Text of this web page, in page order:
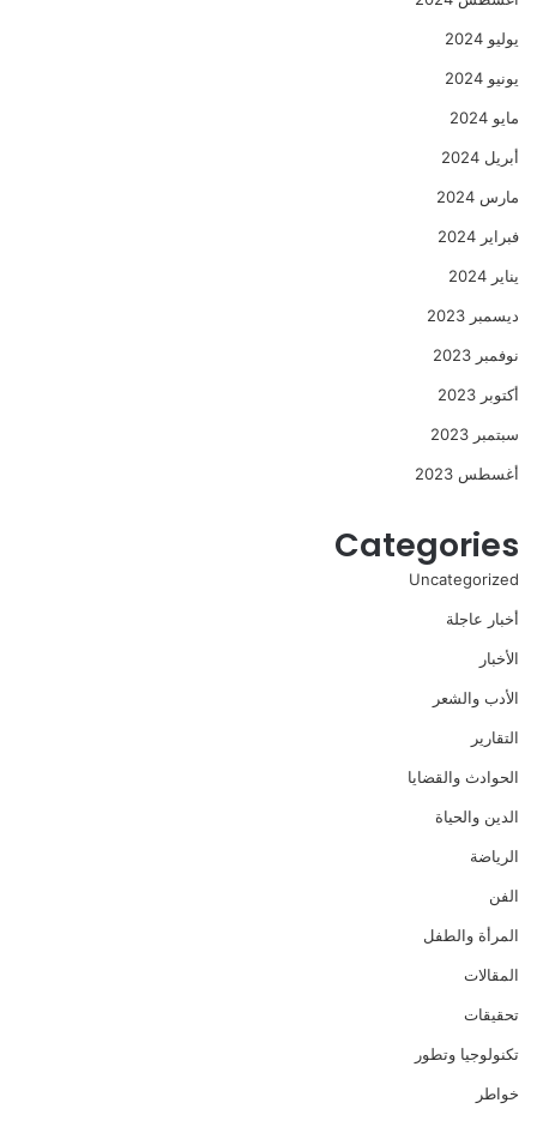
يوليو 2024
يونيو 2024
مايو 2024
أبريل 2024
مارس 2024
فبراير 2024
يناير 2024
ديسمبر 2023
نوفمبر 2023
أكتوبر 2023
سبتمبر 2023
أغسطس 2023
Categories
Uncategorized
أخبار عاجلة
الأخبار
الأدب والشعر
التقارير
الحوادث والقضايا
الدين والحياة
الرياضة
الفن
المرأة والطفل
المقالات
تحقيقات
تكنولوجيا وتطور
خواطر